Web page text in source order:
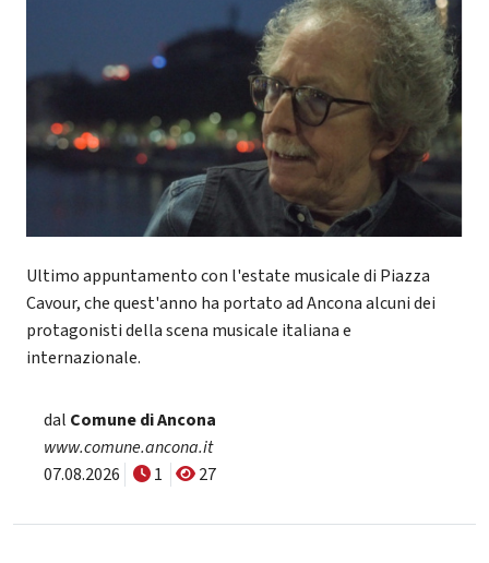
Ultimo appuntamento con l'estate musicale di Piazza
Cavour, che quest'anno ha portato ad Ancona alcuni dei
protagonisti della scena musicale italiana e
internazionale.
dal Comune di Ancona
www.comune.ancona.it
07.08.2026
1 27